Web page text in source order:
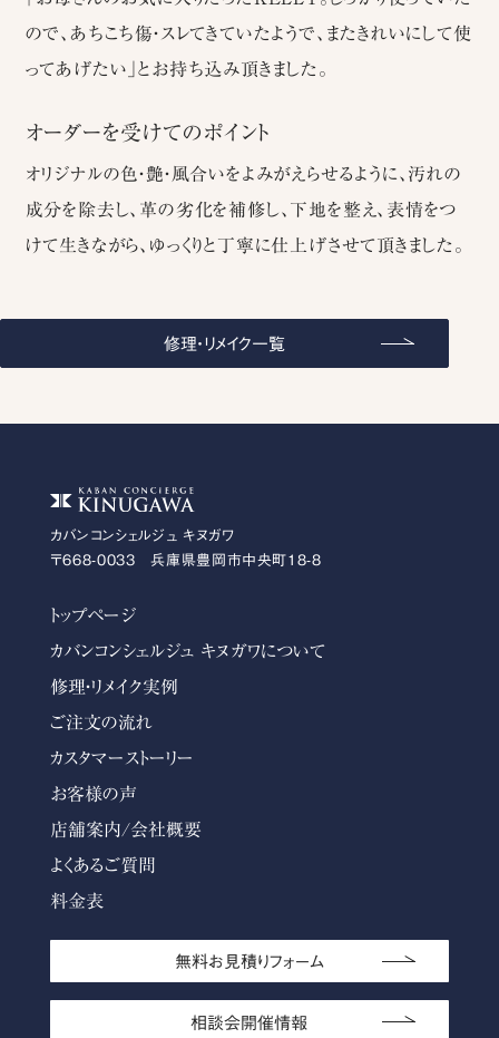
ので、あちこち傷・スレてきていたようで、またきれいにして使
ってあげたい」とお持ち込み頂きました。
オーダーを受けてのポイント
オリジナルの色・艶・風合いをよみがえらせるように、汚れの
成分を除去し、革の劣化を補修し、下地を整え、表情をつ
けて生きながら、ゆっくりと丁寧に仕上げさせて頂きました。
修理・リメイク一覧
カバンコンシェルジュ キヌガワ
〒668-0033 兵庫県豊岡市中央町18-8
トップページ
カバンコンシェルジュ キヌガワについて
修理・リメイク実例
ご注文の流れ
カスタマーストーリー
お客様の声
店舗案内/会社概要
よくあるご質問
料金表
無料お見積りフォーム
相談会開催情報